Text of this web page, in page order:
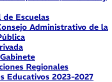
de Escuelas
Administrativo de la
Regionales
Educativos 2023-2027